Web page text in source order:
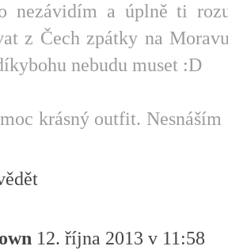
nezávidím a úplně ti
z Čech zpátky na
nebudu muset :D
krásný outfit.
12. října 2013 v 11:58